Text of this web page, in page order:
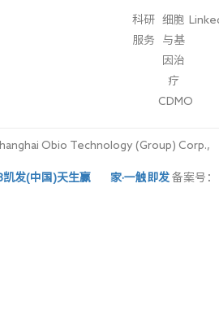
科研
服务
细胞
与基
因治
疗
CDMO
Obio Technology (Group) Corp.,
凯发(中国)天生赢家·一触即发 备案号：